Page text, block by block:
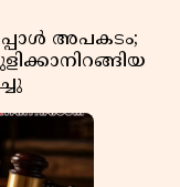
അപകടം;